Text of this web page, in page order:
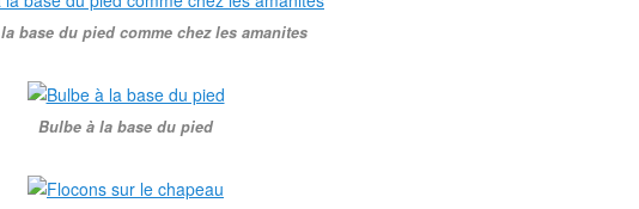
base du pied comme chez les amanites
Bulbe à la base du pied